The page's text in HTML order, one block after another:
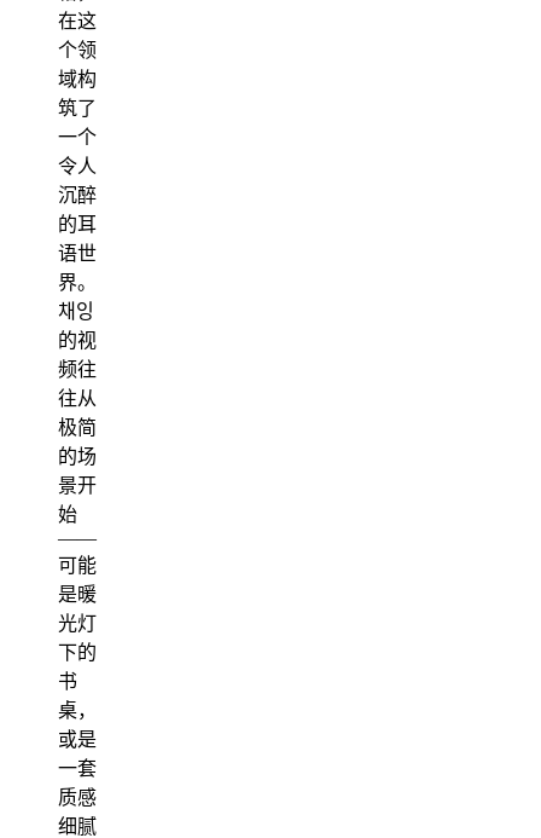
在这
个领
域构
筑了
一个
令人
沉醉
的耳
语世
界。
채잉
的视
频往
往从
极简
的场
景开
始
——
可能
是暖
光灯
下的
书
桌，
或是
一套
质感
细腻